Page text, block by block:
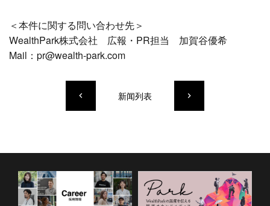
＜本件に関する問い合わせ先＞
WealthPark株式会社 広報・PR担当 加賀谷優希
Mail：pr@wealth-park.com
keyboard_arrow_left 新闻列表 keyboard_arrow_right